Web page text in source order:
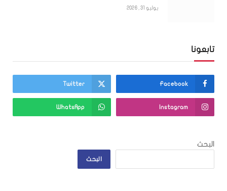
يوليو 31, 2026
تابعونا
Facebook
Twitter
Instagram
WhatsApp
البحث
البحث